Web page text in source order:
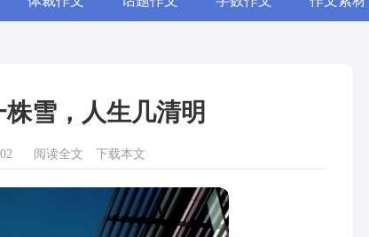
雪，人生几清明
阅读全文 下载本文